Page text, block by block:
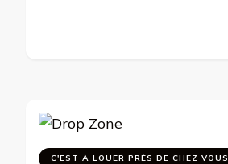
C'EST À LOUER PRÈS DE CHEZ VOUS